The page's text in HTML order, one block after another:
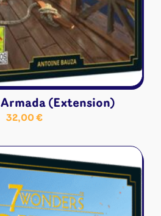
Armada (Extension)
32,00€